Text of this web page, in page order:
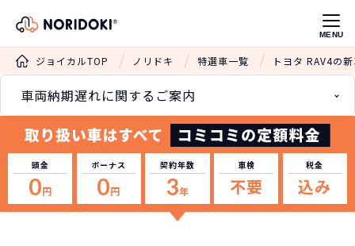
MENU
ジョイカルTOP ノリドキ 特選車一覧 トヨタ RAV4の
車両納期遅れに関するご案内
頭金
0円
ボーナス
0円
契約年数
3年
車検
不要
税金
込み